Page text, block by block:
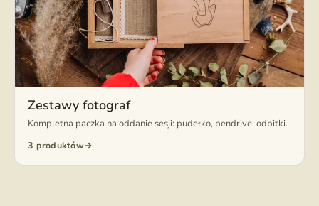
Zestawy fotograf
Kompletna paczka na oddanie sesji: pudełko, pendrive, odbitki.
3 produktów→